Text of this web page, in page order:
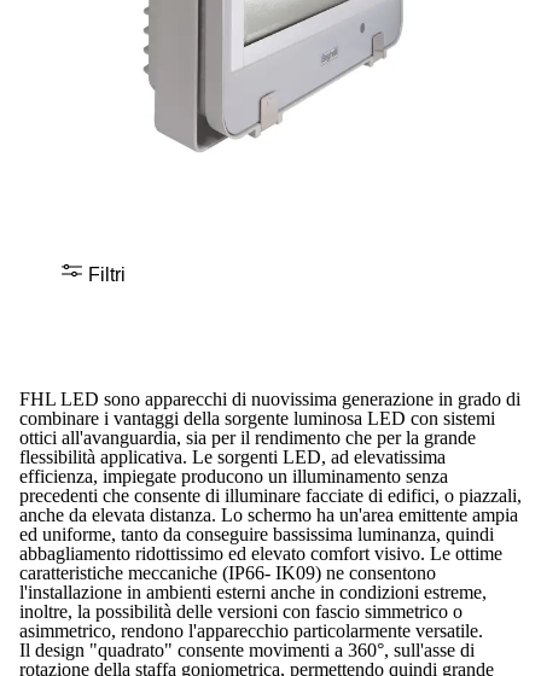
Filtri
FHL LED sono apparecchi di nuovissima generazione in grado di
combinare i vantaggi della sorgente luminosa LED con sistemi
ottici all'avanguardia, sia per il rendimento che per la grande
flessibilità applicativa. Le sorgenti LED, ad elevatissima
efficienza, impiegate producono un illuminamento senza
precedenti che consente di illuminare facciate di edifici, o piazzali,
anche da elevata distanza. Lo schermo ha un'area emittente ampia
ed uniforme, tanto da conseguire bassissima luminanza, quindi
abbagliamento ridottissimo ed elevato comfort visivo. Le ottime
caratteristiche meccaniche (IP66- IK09) ne consentono
l'installazione in ambienti esterni anche in condizioni estreme,
inoltre, la possibilità delle versioni con fascio simmetrico o
asimmetrico, rendono l'apparecchio particolarmente versatile.
Il design "quadrato" consente movimenti a 360°, sull'asse di
rotazione della staffa goniometrica, permettendo quindi grande